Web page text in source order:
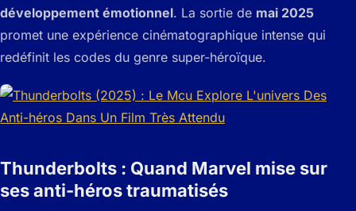
développement émotionnel. La sortie de mai 2025
promet une expérience cinématographique intense qui
redéfinit les codes du genre super-héroïque.
Thunderbolts : Quand Marvel mise sur
ses anti-héros traumatisés